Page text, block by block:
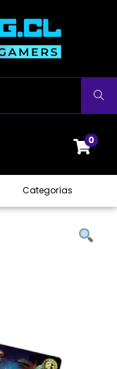
Buscar
0
Categorías